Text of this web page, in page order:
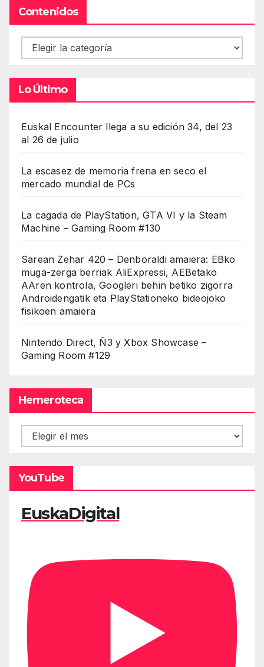
Contenidos
Contenidos
Lo Último
Euskal Encounter llega a su edición 34, del 23
al 26 de julio
La escasez de memoria frena en seco el
mercado mundial de PCs
La cagada de PlayStation, GTA VI y la Steam
Machine – Gaming Room #130
Sarean Zehar 420 – Denboraldi amaiera: EBko
muga-zerga berriak AliExpressi, AEBetako
AAren kontrola, Googleri behin betiko zigorra
Androidengatik eta PlayStationeko bideojoko
fisikoen amaiera
Nintendo Direct, Ñ3 y Xbox Showcase –
Gaming Room #129
Hemeroteca
Hemeroteca
YouTube
EuskaDigital